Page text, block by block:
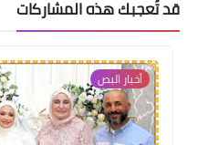
قد تُعجبك هذه المشاركات
أخبار البص‏